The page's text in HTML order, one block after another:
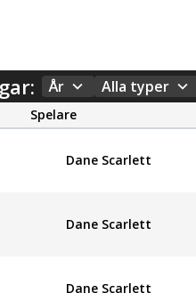
År Alla typer
Spelare
Dane Scarlett
Dane Scarlett
Dane Scarlett